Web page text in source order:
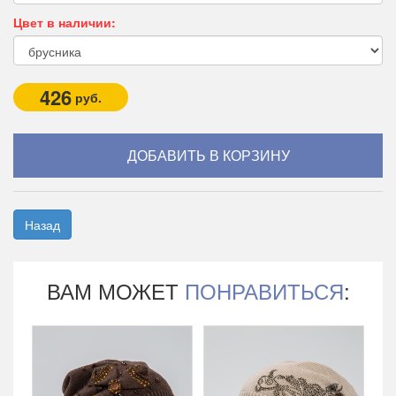
Цвет в наличии:
426 руб.
Назад
ВАМ МОЖЕТ ПОНРАВИТЬСЯ: